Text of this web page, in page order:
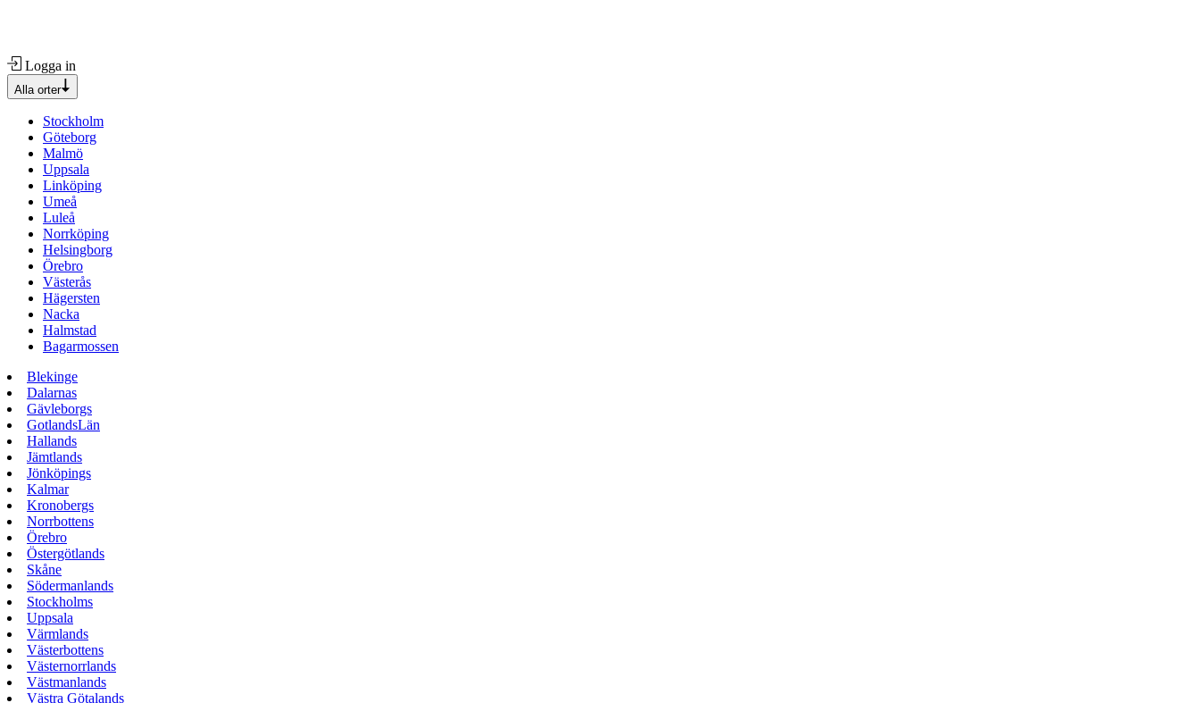
Logga in
Alla orter
Stockholm
Göteborg
Malmö
Uppsala
Linköping
Umeå
Luleå
Norrköping
Helsingborg
Örebro
Västerås
Hägersten
Nacka
Halmstad
Bagarmossen
Blekinge
Dalarnas
Gävleborgs
GotlandsLän
Hallands
Jämtlands
Jönköpings
Kalmar
Kronobergs
Norrbottens
Örebro
Östergötlands
Skåne
Södermanlands
Stockholms
Uppsala
Värmlands
Västerbottens
Västernorrlands
Västmanlands
Västra Götalands